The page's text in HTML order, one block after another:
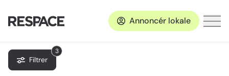
Annoncér lokale
3
Filtrer